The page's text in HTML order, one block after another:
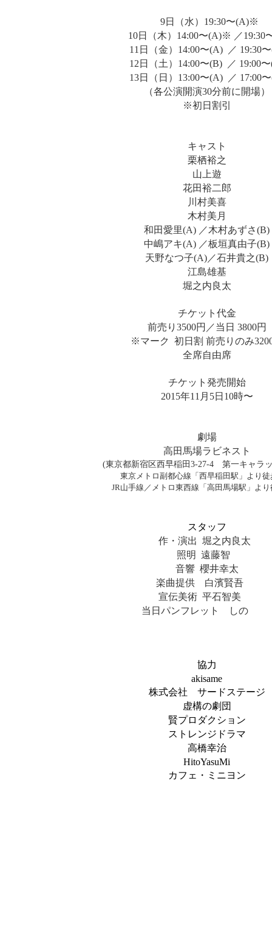
9日（水）19:30〜(A)※
10日（木）14:00〜(A)※ ／19:30
11日（金）14:00〜(A) ／ 19:30
12日（土）14:00〜(B) ／ 19:00
13日（日）13:00〜(A) ／ 17:00
（各公演開演30分前に開場）
※初日割引
キャスト
栗栖裕之
山上遊
花田裕二郎
川村美喜
木村美月
和田愛里(A) ／木村あずさ(B)
中嶋アキ(A) ／板垣真由子(B)
天野なつ子(A)／石井貴之(B)
江島雄基
堀之内良太
チケット代金
前売り3500円／当日 3800円
※マーク 初日割 前売りのみ
全席自由席
チケット発売開始
2015年11月5日10時〜
劇場
高田馬場ラビネスト
(東京都新宿区西早稲田3-27-4 第一キャラ
東京メトロ副都心線「西早稲田駅」より徒
JR山手線／メトロ東西線「高田馬場駅」よ
スタッフ
作・演出 堀之内良太
照明 遠藤智
音響 櫻井幸太
楽曲提供 白濱賢吾
宣伝美術 平石智美
当日パンフレット しの
協力
akisame
株式会社 サードステージ
虚構の劇団
賢プロダクション
ストレンジドラマ
高橋幸治
HitoYasuMi
カフェ・ミニヨン